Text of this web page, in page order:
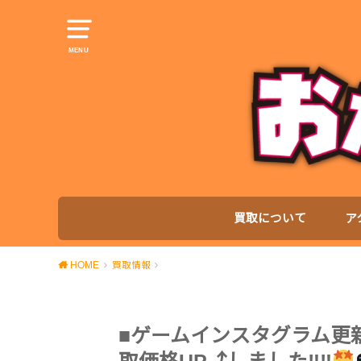
MENU
買取について ア
HOME 買取情報
■ゲームインスタグラム